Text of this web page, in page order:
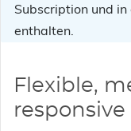
Subscription und
enthalten.
Flexible,